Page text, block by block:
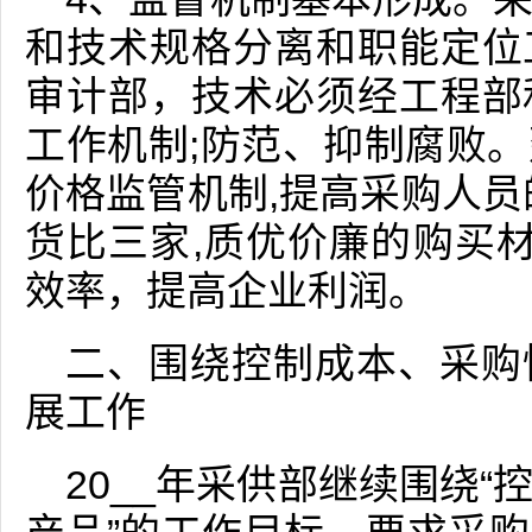
和技术规格分离和职能定
审计部，技术必须经工程
工作机制;防范、抑制腐败
价格监管机制,提高采购人
货比三家,质优价廉的购买
效率，提高企业利润。
二、围绕控制成本、采
展工作
20__年采供部继续围绕“